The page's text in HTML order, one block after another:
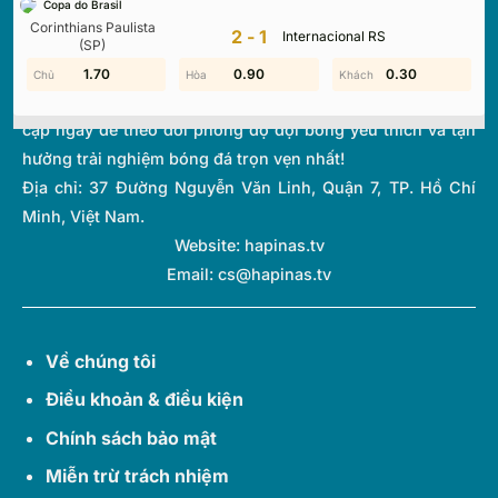
Copa do Brasil
Corinthians Paulista
(SP)
2-1 Internacional RS
1.50 0.60 1.60
1.70 0.90 0.30
thi đấu và bảng xếp hạng từ hơn 1.000 giải đấu toàn cầu.
Với giao diện tối ưu và tốc độ cập nhật thời gian thực
(Livescore) siêu tốc, chúng tôi giúp bạn không bỏ lỡ bất kỳ
cập ngay để theo dõi phong độ đội bóng yêu thích và tận
hưởng trải nghiệm bóng đá trọn vẹn nhất!
Địa chỉ: 37 Đường Nguyễn Văn Linh, Quận 7, TP. Hồ Chí
Minh, Việt Nam.
Website: hapinas.tv
Email: cs@hapinas.tv
Về chúng tôi
Điều khoản & điều kiện
Chính sách bảo mật
Miễn trừ trách nhiệm